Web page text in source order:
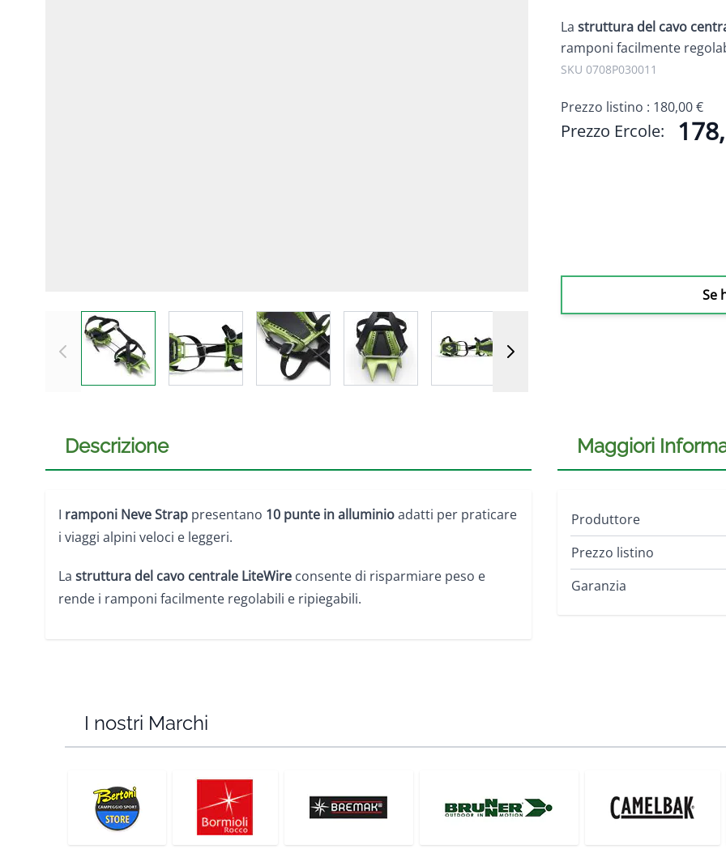
View larger imageView larger imageView larger imageView larger imageView larger imageView larger imageView larger
La struttura del cavo
ramponi facilmente
SKU 0708P030011
Prezzo listino : 180,00 €
Prezzo Ercole:
Se
Descrizione
I ramponi Neve Strap presentano 10 punte in alluminioadatti per praticare
i viaggi alpini veloci e leggeri.
La struttura del cavo centrale LiteWire consente di risparmiare peso e
rende i ramponi facilmente regolabili e ripiegabili.
Maggiori
Produttore
Prezzo listino
Garanzia
I nostri Marchi